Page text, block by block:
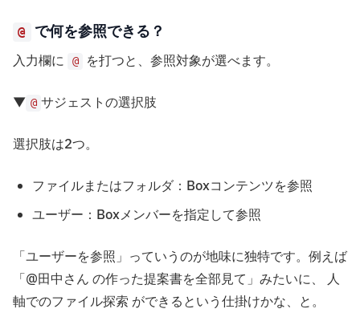
@ で何を参照できる？
入力欄に @ を打つと、参照対象が選べます。
▼ @ サジェストの選択肢
選択肢は2つ。
ファイルまたはフォルダ：Boxコンテンツを参照
ユーザー：Boxメンバーを指定して参照
「ユーザーを参照」っていうのが地味に独特です。例えば
「@田中さん の作った提案書を全部見て」みたいに、 人
軸でのファイル探索 ができるという仕掛けかな、と。